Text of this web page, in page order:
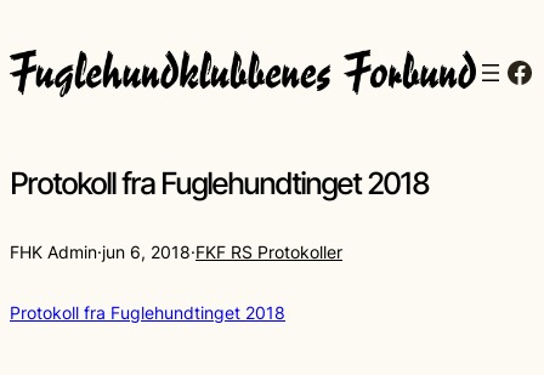
Protokoll fra Fuglehundtinget 2018
FHK Admin·jun 6, 2018·FKF RS Protokoller
Protokoll fra Fuglehundtinget 2018